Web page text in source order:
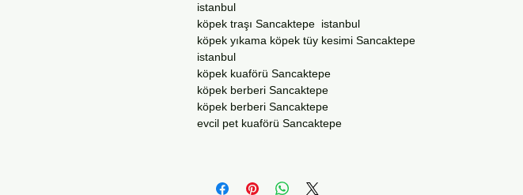
istanbul
köpek traşı Sancaktepe istanbul
köpek yıkama köpek tüy kesimi Sancaktepe
istanbul
köpek kuaförü Sancaktepe
köpek berberi Sancaktepe
köpek berberi Sancaktepe
evcil pet kuaförü Sancaktepe